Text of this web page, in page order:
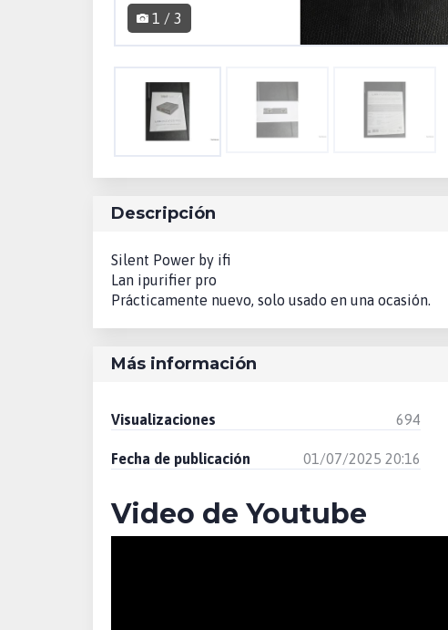
1 / 3
Descripción
Silent Power by ifi
Lan ipurifier pro
Prácticamente nuevo, solo usado en una ocasión.
Más información
Visualizaciones 694
Fecha de publicación 01/07/2025 20:16
Video de Youtube